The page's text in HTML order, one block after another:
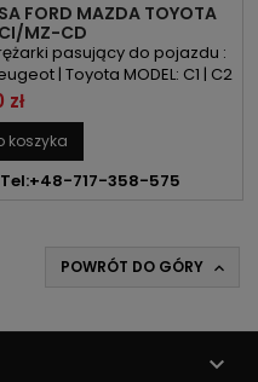
FORD MAZDA TOYOTA
MZ-CD
pasujący do pojazdu :
| Toyota MODEL: C1 | C2
| Mazda 2 | 107 | 206 | 207 |
8HR | 8HS | 8HT | 8HX | 8HZ
| 2WZ-TV POJEMNOŚĆ:
| 1.4MZ-CD...
zł
koszyka
717-358-575
POWRÓT DO GÓRY 
